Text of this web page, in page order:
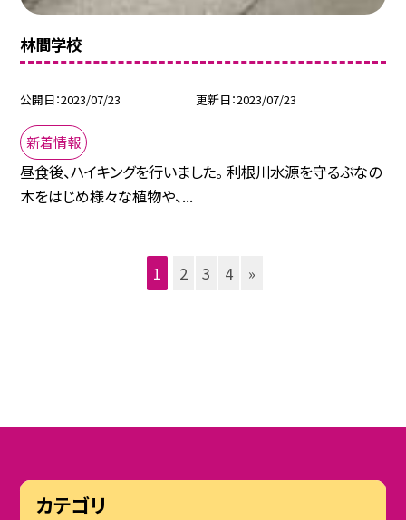
林間学校
公開日 2023/07/23 更新日 2023/07/23
新着情報
昼食後、ハイキングを行いました。 利根川水源を守るぶなの
木をはじめ様々な植物や、...
1 2 3 4 »
カテゴリ